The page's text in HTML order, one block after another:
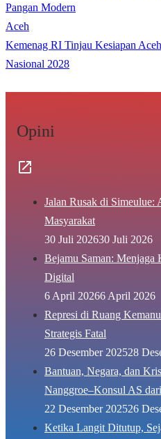
Pangan Modern
Aceh
Kemenag RI Tinjau Kesiapan
Nasional 2028
Opini
Jalan Rusak di Simeulue:
Masyarakat
30 Juli 202630 Juli 2026
Bejamu Saman: Menjaga
Digital
6 April 20266 April 2026
Represi di Ruang
Strategis Fatal
26 Desember 202528
Bantuan, Negara, dan
Nanggroe–Konsul AS
22 Desember 202526
Ketika Langit Ditutup,